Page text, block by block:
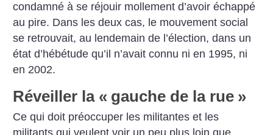
condamné à se réjouir mollement d’avoir échappé
au pire. Dans les deux cas, le mouvement social
se retrouvait, au lendemain de l’élection, dans un
état d’hébétude qu’il n’avait connu ni en 1995, ni
en 2002.
Réveiller la « gauche de la rue »
Ce qui doit préoccuper les militantes et les
militants qui veulent voir un peu plus loin que